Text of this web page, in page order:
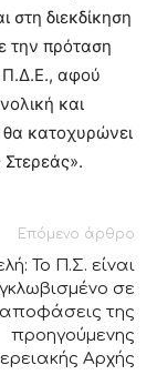
διεκδίκηση
την πρόταση
Π.Δ.Ε., αφού
και
κατοχυρώνει
Στερεάς».
Επόμενο άρθρο
Το Π.Σ. είναι
σε
αποφάσεις της
προηγούμενης
Αρχής